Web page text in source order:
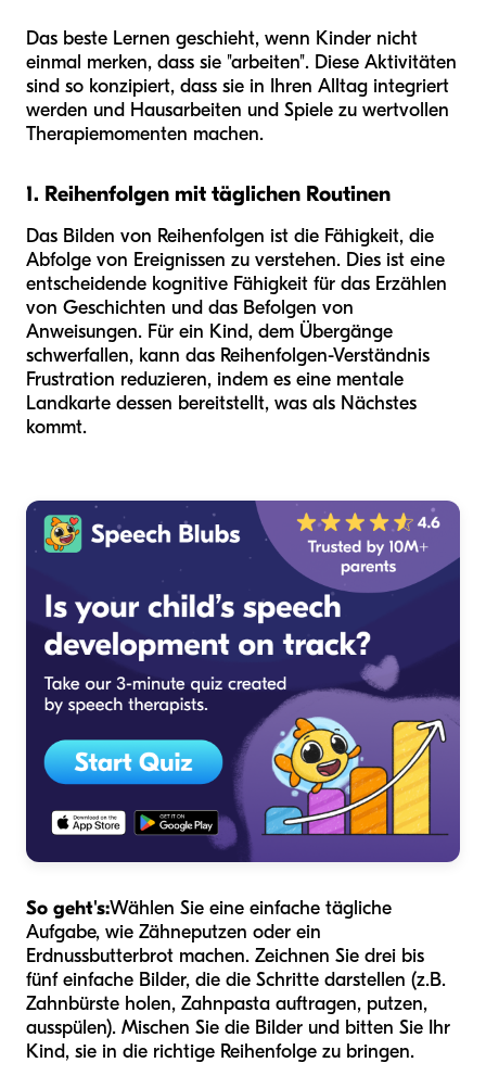
Das beste Lernen geschieht, wenn Kinder nicht
einmal merken, dass sie "arbeiten". Diese Aktivitäten
sind so konzipiert, dass sie in Ihren Alltag integriert
werden und Hausarbeiten und Spiele zu wertvollen
Therapiemomenten machen.
1. Reihenfolgen mit täglichen Routinen
Das Bilden von Reihenfolgen ist die Fähigkeit, die
Abfolge von Ereignissen zu verstehen. Dies ist eine
entscheidende kognitive Fähigkeit für das Erzählen
von Geschichten und das Befolgen von
Anweisungen. Für ein Kind, dem Übergänge
schwerfallen, kann das Reihenfolgen-Verständnis
Frustration reduzieren, indem es eine mentale
Landkarte dessen bereitstellt, was als Nächstes
kommt.
So geht's:Wählen Sie eine einfache tägliche
Aufgabe, wie Zähneputzen oder ein
Erdnussbutterbrot machen. Zeichnen Sie drei bis
fünf einfache Bilder, die die Schritte darstellen (z.B.
Zahnbürste holen, Zahnpasta auftragen, putzen,
ausspülen). Mischen Sie die Bilder und bitten Sie Ihr
Kind, sie in die richtige Reihenfolge zu bringen.